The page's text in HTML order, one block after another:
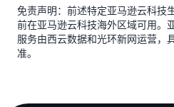
免责声明：前述特定亚马逊云科技
前在亚马逊云科技海外区域可用。
服务由西云数据和光环新网运营，
准。